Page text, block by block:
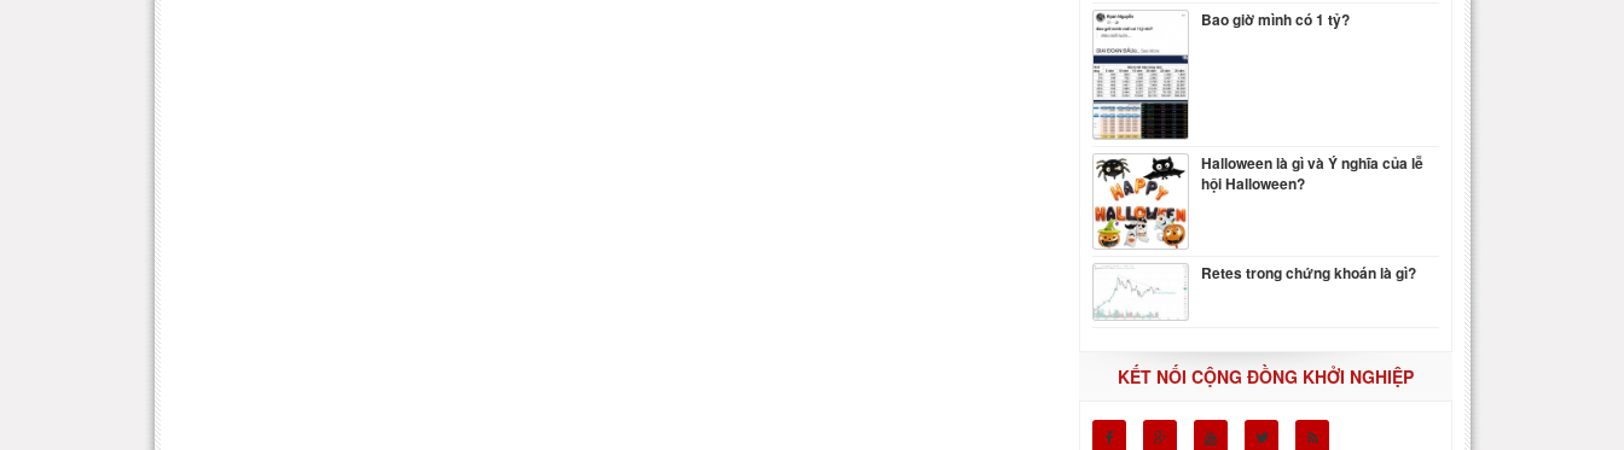
Bao giờ mình có 1 tỷ?
Halloween là gì và Ý nghĩa của lễ
hội Halloween?
Retes trong chứng khoán là gì?
KẾT NỐI CỘNG ĐỒNG KHỞI NGHIỆP